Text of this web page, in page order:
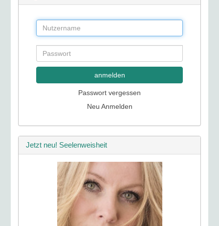
anmelden
Passwort vergessen
Neu Anmelden
Jetzt neu! Seelenweisheit